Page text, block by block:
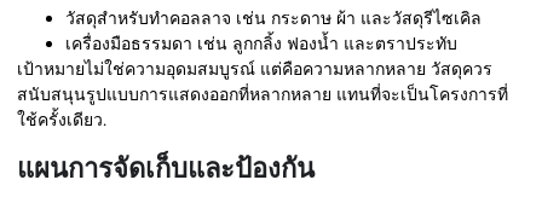
วัสดุสำหรับทำคอลลาจ เช่น กระดาษ ผ้า และวัสดุรีไซเคิล
เครื่องมือธรรมดา เช่น ลูกกลิ้ง ฟองน้ำ และตราประทับ
เป้าหมายไม่ใช่ความอุดมสมบูรณ์ แต่คือความหลากหลาย วัสดุควร
สนับสนุนรูปแบบการแสดงออกที่หลากหลาย แทนที่จะเป็นโครงการที่
ใช้ครั้งเดียว.
แผนการจัดเก็บและป้องกัน